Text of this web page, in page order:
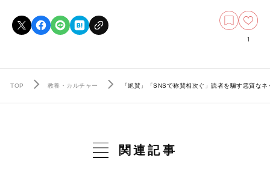
1
TOP 教養・カルチャー 「絶賛」「SNSで称賛相次ぐ」読者を騙す悪質な
関連記事